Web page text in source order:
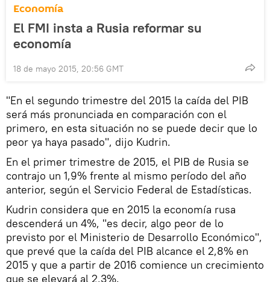
Economía
El FMI insta a Rusia reformar su
economía
18 de mayo 2015, 20:56 GMT
"En el segundo trimestre del 2015 la caída del PIB
será más pronunciada en comparación con el
primero, en esta situación no se puede decir que lo
peor ya haya pasado", dijo Kudrin.
En el primer trimestre de 2015, el PIB de Rusia se
contrajo un 1,9% frente al mismo período del año
anterior, según el Servicio Federal de Estadísticas.
Kudrin considera que en 2015 la economía rusa
descenderá un 4%, "es decir, algo peor de lo
previsto por el Ministerio de Desarrollo Económico",
que prevé que la caída del PIB alcance el 2,8% en
2015 y que a partir de 2016 comience un crecimiento
que se elevará al 2,3%.